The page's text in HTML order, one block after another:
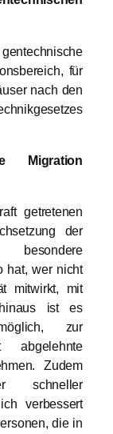
für
nach den
Migration
getretenen
der
hat, wer nicht
mitwirkt, mit
ist es
zur
abgelehnte
Zudem
schneller
verbessert
die in